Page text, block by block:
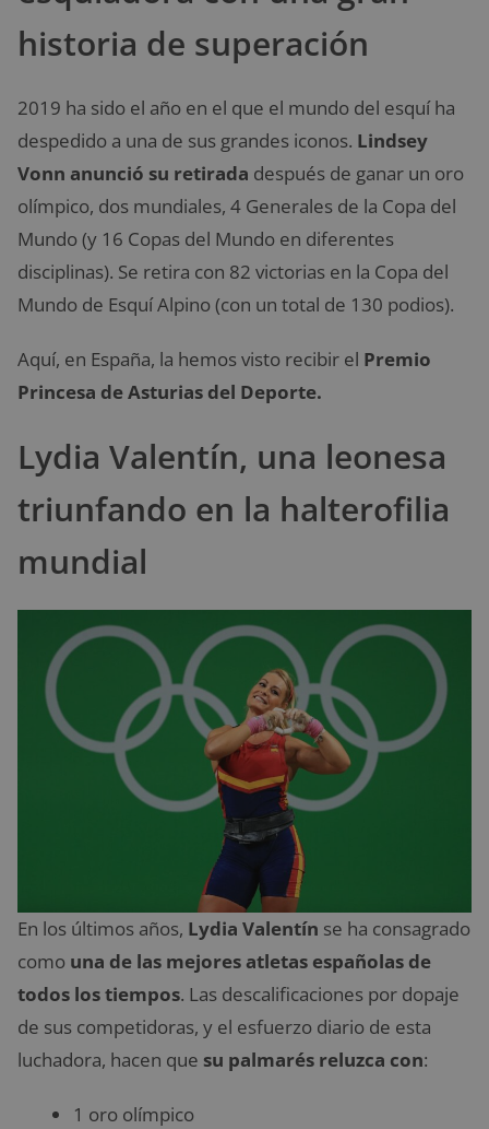
historia de superación
2019 ha sido el año en el que el mundo del esquí ha
despedido a una de sus grandes iconos. Lindsey
Vonn anunció su retirada después de ganar un oro
olímpico, dos mundiales, 4 Generales de la Copa del
Mundo (y 16 Copas del Mundo en diferentes
disciplinas). Se retira con 82 victorias en la Copa del
Mundo de Esquí Alpino (con un total de 130 podios).
Aquí, en España, la hemos visto recibir el Premio
Princesa de Asturias del Deporte.
Lydia Valentín, una leonesa
triunfando en la halterofilia
mundial
En los últimos años, Lydia Valentín se ha consagrado
como una de las mejores atletas españolas de
todos los tiempos. Las descalificaciones por dopaje
de sus competidoras, y el esfuerzo diario de esta
luchadora, hacen que su palmarés reluzca con:
1 oro olímpico